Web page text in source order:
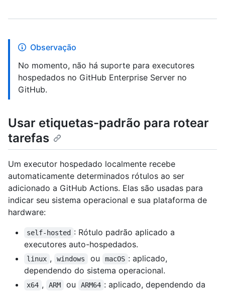
Observação
No momento, não há suporte para executores
hospedados no GitHub Enterprise Server no
GitHub.
Usar etiquetas-padrão para rotear
tarefas
Um executor hospedado localmente recebe
automaticamente determinados rótulos ao ser
adicionado a GitHub Actions. Elas são usadas para
indicar seu sistema operacional e sua plataforma de
hardware:
self-hosted : Rótulo padrão aplicado a
executores auto-hospedados.
linux , windows ou macOS : aplicado,
dependendo do sistema operacional.
x64 , ARM ou ARM64 : aplicado, dependendo da